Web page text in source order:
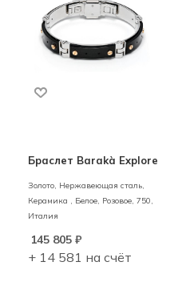
Браслет Barakà Explore
Золото, Нержавеющая сталь,
Керамика , Белое, Розовое, 750,
Италия
145 805 ₽
+ 14 581 на счёт